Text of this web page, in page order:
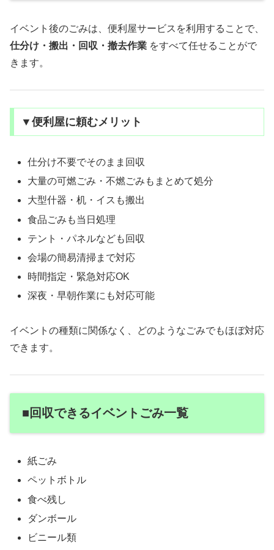
イベント後のごみは、便利屋サービスを利用することで、
仕分け・搬出・回収・撤去作業 をすべて任せることがで
きます。
▼便利屋に頼むメリット
仕分け不要でそのまま回収
大量の可燃ごみ・不燃ごみもまとめて処分
大型什器・机・イスも搬出
食品ごみも当日処理
テント・パネルなども回収
会場の簡易清掃まで対応
時間指定・緊急対応OK
深夜・早朝作業にも対応可能
イベントの種類に関係なく、どのようなごみでもほぼ対応
できます。
■回収できるイベントごみ一覧
紙ごみ
ペットボトル
食べ残し
ダンボール
ビニール類